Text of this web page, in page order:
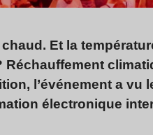
Et la
l’événement a
électronique